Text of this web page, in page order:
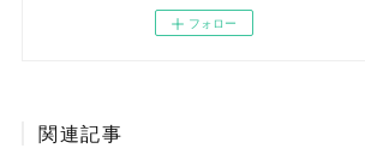
フォロー
関連記事